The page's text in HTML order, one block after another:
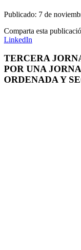
Publicado: 7 de
Comparta esta
LinkedIn
TERCERA
POR UNA
ORDENADA Y